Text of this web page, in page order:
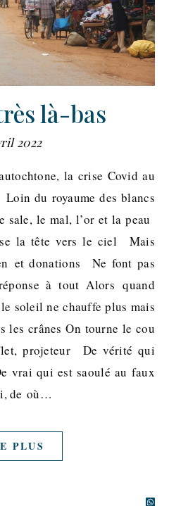
là-bas
2022
du royaume des blancs
le mal, l’or et la peau
la tête vers le ciel Mais
et donations Ne font pas
à tout Alors quand
soleil ne chauffe plus mais
crânes On tourne le cou
projeteur De vérité qui
vrai qui est saoulé au faux
de où…
PLUS